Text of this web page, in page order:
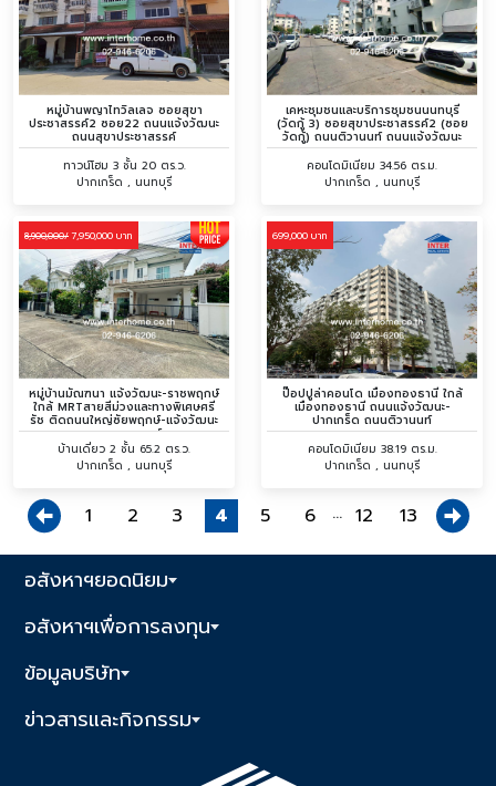
หมู่บ้านพญาไทวิลเลจ ซอยสุขา
ประชาสรรค์2 ซอย22 ถนนแจ้งวัฒนะ
ถนนสุขาประชาสรรค์
ทาวน์โฮม 3 ชั้น 20 ตร.ว.
ปากเกร็ด , นนทบุรี
เคหะชุมชนและบริการชุมชนนนทบุรี
(วัดกู้ 3) ซอยสุขาประชาสรรค์2 (ซอย
วัดกู้) ถนนติวานนท์ ถนนแจ้งวัฒนะ
คอนโดมิเนียม 34.56 ตร.ม.
ปากเกร็ด , นนทบุรี
8,900,000/7,950,000 บาท
หมู่บ้านมัณฑนา แจ้งวัฒนะ-ราชพฤกษ์
ใกล้ MRTสายสีม่วงและทางพิเศษศรี
รัช ‬ติดถนนใหญ่ซัยพฤกษ์-แจ้งวัฒนะ
ถนนราชพฤกษ์
บ้านเดี่ยว 2 ชั้น 65.2 ตร.ว.
ปากเกร็ด , นนทบุรี
699,000 บาท
ป๊อปปูล่าคอนโด เมืองทองธานี ใกล้
เมืองทองธานี ถนนแจ้งวัฒนะ-
ปากเกร็ด ถนนติวานนท์
คอนโดมิเนียม 38.19 ตร.ม.
ปากเกร็ด , นนทบุรี
1 2 3 4 5 6 ... 12 13
อสังหาฯยอดนิยม
อสังหาฯเพื่อการลงทุน
ข้อมูลบริษัท
ข่าวสารและกิจกรรม